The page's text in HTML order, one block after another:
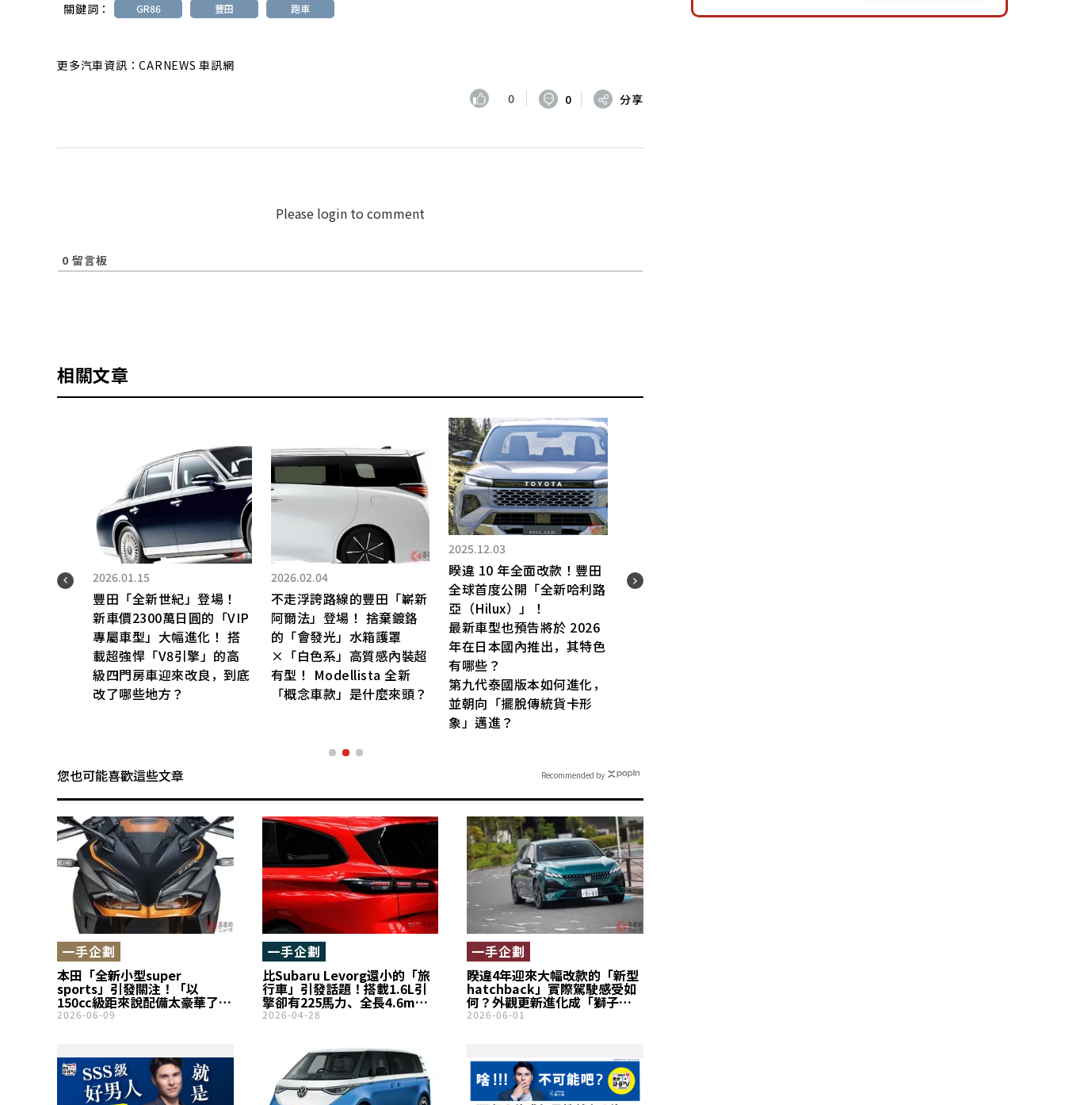
關鍵詞： GR86 豐田 跑車
更多汽車資訊：CARNEWS 車訊網
0 0 分享
Please login to comment
0 留言板
相關文章
2026.01.15
豐田「全新世紀」登場！
新車價2300萬日圓的「VIP
專屬車型」大幅進化！ 搭
載超強悍「V8引擎」的高
級四門房車迎來改良，到底
改了哪些地方？
2026.02.04
不走浮誇路線的豐田「嶄新
阿爾法」登場！ 捨棄鍍鉻
的「會發光」水箱護罩
×「白色系」高質感內裝超
有型！ Modellista 全新
「概念車款」是什麼來頭？
2025.12.03
睽違 10 年全面改款！豐田
全球首度公開「全新哈利路
亞（Hilux）」！
最新車型也預告將於 2026
年在日本國內推出，其特色
有哪些？
第九代泰國版本如何進化，
並朝向「擺脫傳統貨卡形
象」邁進？
您也可能喜歡這些文章
本田「全新小型super
sports」引發關注！「以
150cc級距來說配備太豪華了」
「不用驗車所以維護成本很
車？
一手企劃
2026-06-09
比Subaru Levorg還小的「旅
行車」引發話題！搭載1.6L引
擎卻有225馬力、全長4.6m級
車身被讚「尺寸剛剛好」！也
Peugeot 308 SW！
一手企劃
2026-04-28
睽違4年迎來大幅改款的「新型
hatchback」實際駕駛感受如
何？外觀更新進化成「獅子
臉」設計，Peugeot「308」的
一手企劃
2026-06-01
Recommended by